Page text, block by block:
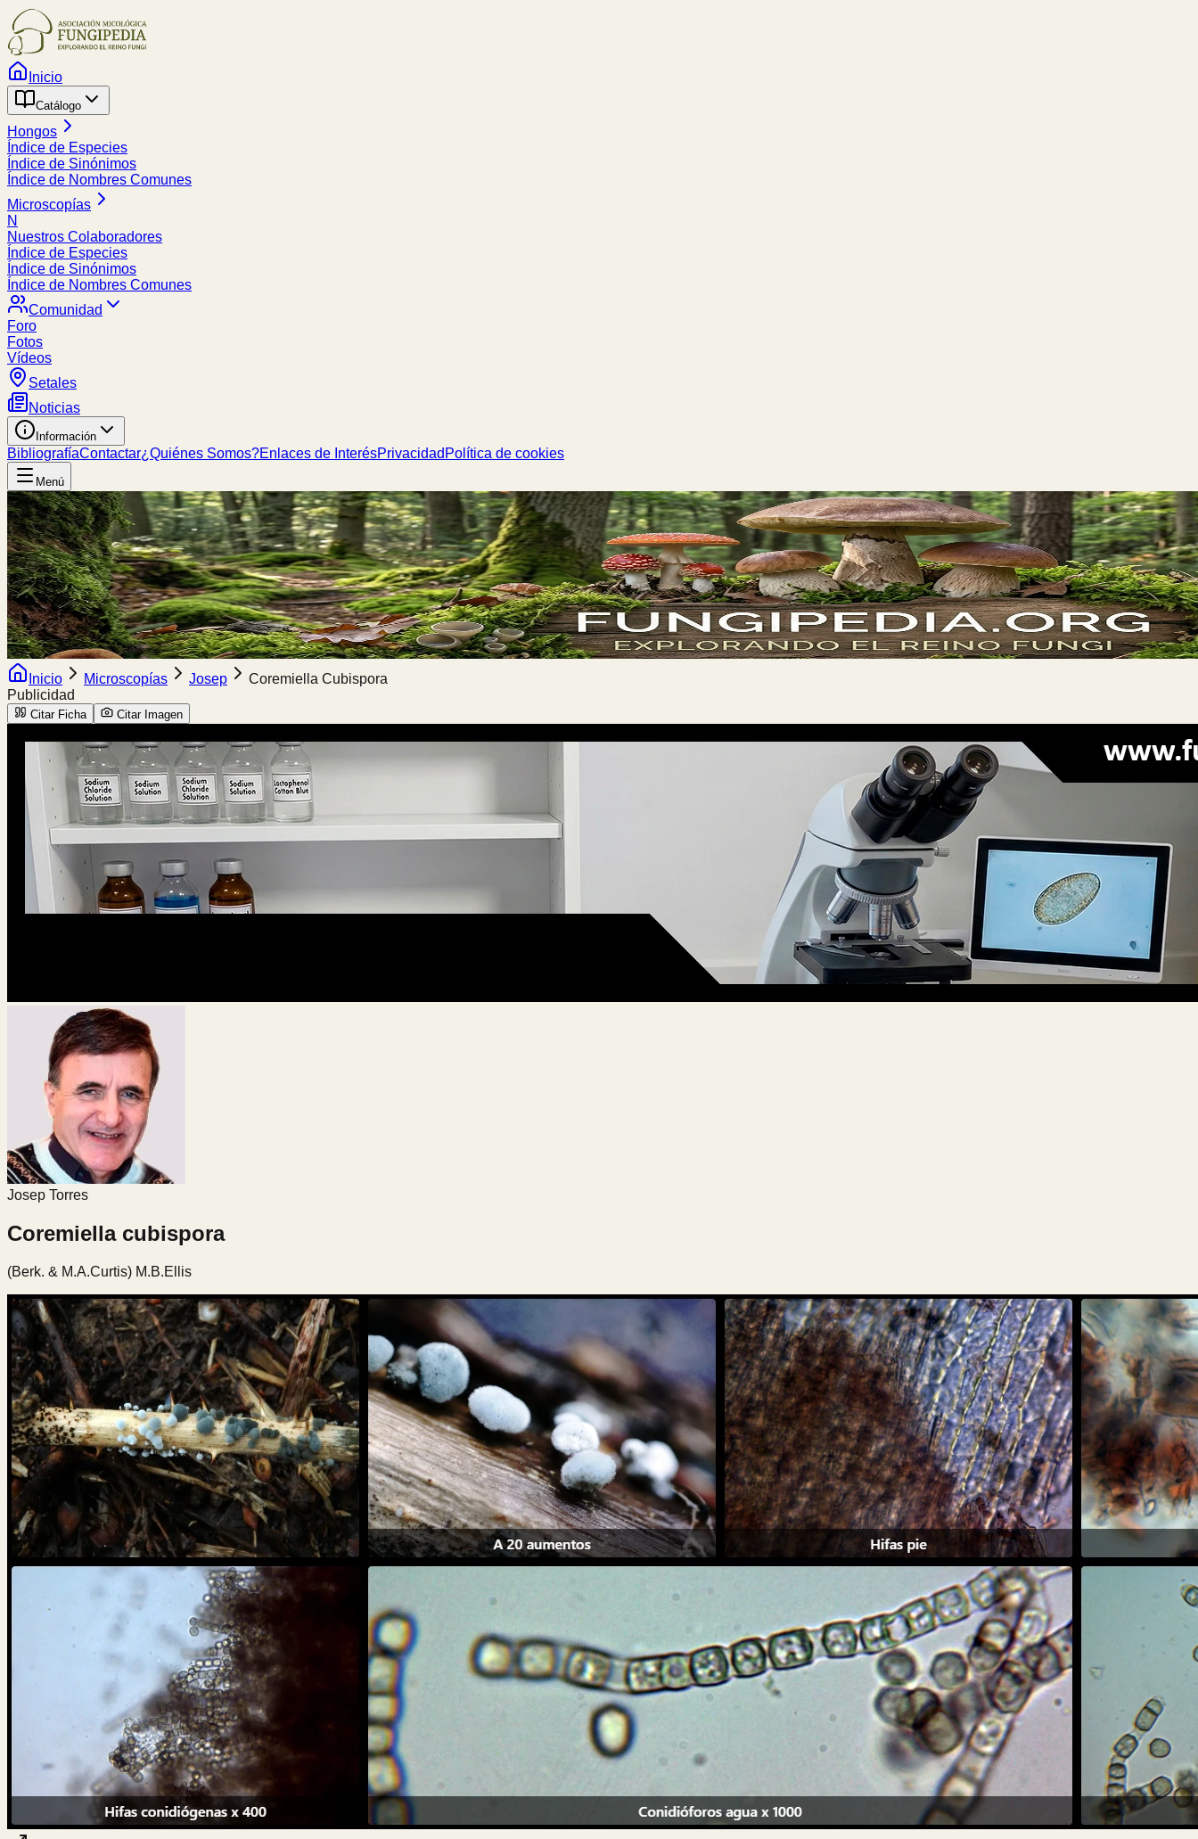
Inicio
Catálogo
Hongos
Índice de Especies
Índice de Sinónimos
Índice de Nombres Comunes
Microscopías
N
Nuestros Colaboradores
Índice de Especies
Índice de Sinónimos
Índice de Nombres Comunes
Comunidad
Foro
Fotos
Vídeos
Setales
Noticias
Información
BibliografíaContactar¿Quiénes Somos?Enlaces de InterésPrivacidad Política de cookies
Menú
Inicio Microscopías Josep
Coremiella Cubispora
Publicidad
Citar Ficha Citar Imagen
Josep Torres
Coremiella cubispora
(Berk. & M.A.Curtis) M.B.Ellis